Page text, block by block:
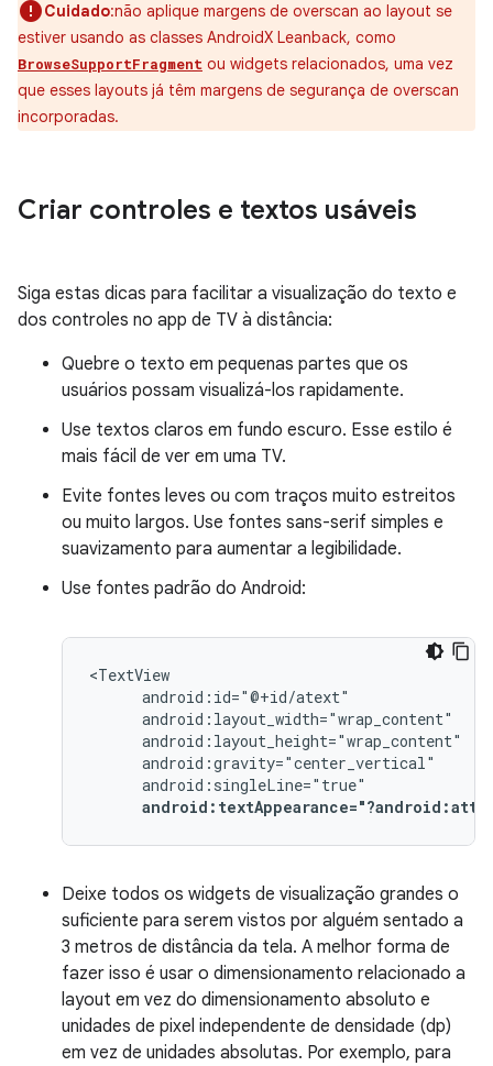
Cuidado:não aplique margens de overscan ao layout se
estiver usando as classes AndroidX Leanback, como
BrowseSupportFragment ou widgets relacionados, uma vez
que esses layouts já têm margens de segurança de overscan
incorporadas.
Criar controles e textos usáveis
Siga estas dicas para facilitar a visualização do texto e
dos controles no app de TV à distância:
Quebre o texto em pequenas partes que os
usuários possam visualizá-los rapidamente.
Use textos claros em fundo escuro. Esse estilo é
mais fácil de ver em uma TV.
Evite fontes leves ou com traços muito estreitos
ou muito largos. Use fontes sans-serif simples e
suavizamento para aumentar a legibilidade.
Use fontes padrão do Android:
android:textAppearance="?android:attr/
Deixe todos os widgets de visualização grandes o
suficiente para serem vistos por alguém sentado a
3 metros de distância da tela. A melhor forma de
fazer isso é usar o dimensionamento relacionado a
layout em vez do dimensionamento absoluto e
unidades de pixel independente de densidade (dp)
em vez de unidades absolutas. Por exemplo, para